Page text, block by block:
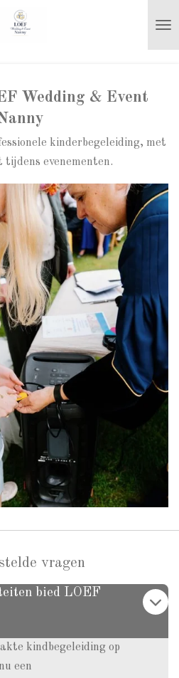
Wedding & Event
kinderbegeleiding, met
tijdens evenementen.
vragen
bied LOEF
kindbegeleiding op
een